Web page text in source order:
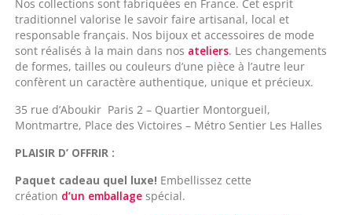
Nos collections sont fabriquées en France. Cet esprit
traditionnel valorise le savoir faire artisanal, local et
responsable français. Nos bijoux et accessoires de mode
sont réalisés à la main dans nos ateliers. Les changements
de formes, tailles ou couleurs d’une pièce à l’autre leur
confèrent un caractère authentique, unique et précieux.
35 rue d’Aboukir Paris 2 – Quartier Montorgueil,
Montmartre, Place des Victoires – Métro Sentier Les Halles
PLAISIR D’ OFFRIR :
Paquet cadeau quel luxe! Embellissez cette
création d’un emballagespécial.